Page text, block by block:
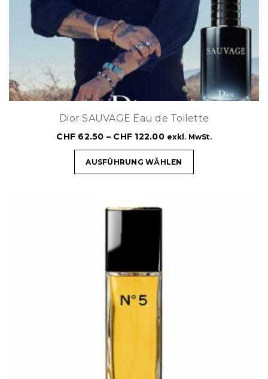
Dior SAUVAGE Eau de Toilette
CHF 62.50 – CHF 122.00 exkl. MwSt.
AUSFÜHRUNG WÄHLEN